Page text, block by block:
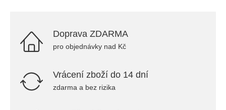
Doprava ZDARMA
pro objednávky nad Kč
Vrácení zboží do 14 dní
zdarma a bez rizika